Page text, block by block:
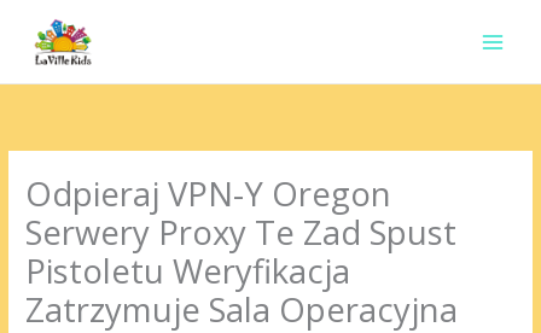
conteúdo
Odpieraj VPN-Y Oregon
Serwery Proxy Te Zad Spust
Pistoletu Weryfikacja
Zatrzymuje Sala Operacyjna